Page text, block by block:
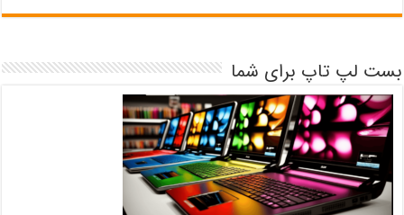
بست لپ تاپ برای شما